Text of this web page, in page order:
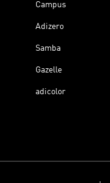
Campus
Adizero
Samba
Gazelle
adicolor